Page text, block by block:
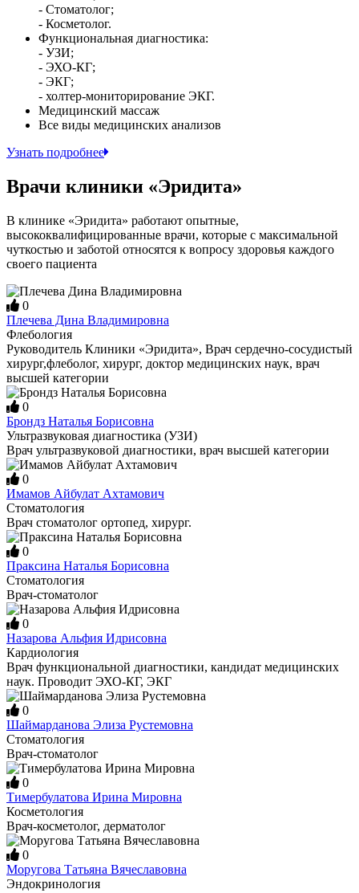
- Стоматолог;
- Косметолог.
Функциональная диагностика:
- УЗИ;
- ЭХО-КГ;
- ЭКГ;
- холтер-мониторирование ЭКГ.
Медицинский массаж
Все виды медицинских анализов
Узнать подробнее
Врачи клиники «Эридита»
В клинике «Эридита» работают опытные,
высококвалифицированные врачи, которые с максимальной
чуткостью и заботой относятся к вопросу здоровья каждого
своего пациента
0
Плечева Дина Владимировна
Флебология
Руководитель Клиники «Эридита», Врач сердечно-сосудистый
хирург,флеболог, хирург, доктор медицинских наук, врач
высшей категории
0
Брондз Наталья Борисовна
Ультразвуковая диагностика (УЗИ)
Врач ультразвуковой диагностики, врач высшей категории
0
Имамов Айбулат Ахтамович
Стоматология
Врач стоматолог ортопед, хирург.
0
Праксина Наталья Борисовна
Стоматология
Врач-стоматолог
0
Назарова Альфия Идрисовна
Кардиология
Врач функциональной диагностики, кандидат медицинских
наук. Проводит ЭХО-КГ, ЭКГ
0
Шаймарданова Элиза Рустемовна
Стоматология
Врач-стоматолог
0
Тимербулатова Ирина Мировна
Косметология
Врач-косметолог, дерматолог
0
Моругова Татьяна Вячеславовна
Эндокринология